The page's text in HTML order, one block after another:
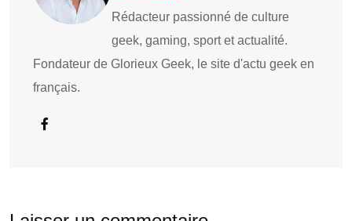
Rédacteur passionné de culture
geek, gaming, sport et actualité.
Fondateur de Glorieux Geek, le site d'actu geek en
français.